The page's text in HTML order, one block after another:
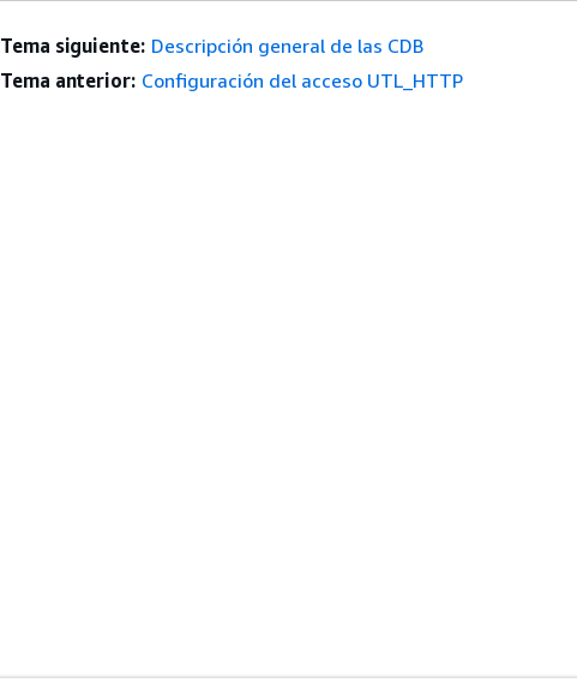
Tema siguiente: Descripción general de las CDB
Tema anterior: Configuración del acceso UTL_HTTP